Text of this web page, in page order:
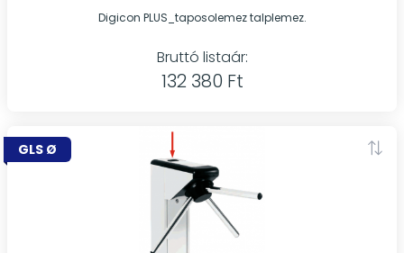
Digicon PLUS_taposolemez talplemez.
Bruttó listaár:
132 380 Ft
GLS Ø